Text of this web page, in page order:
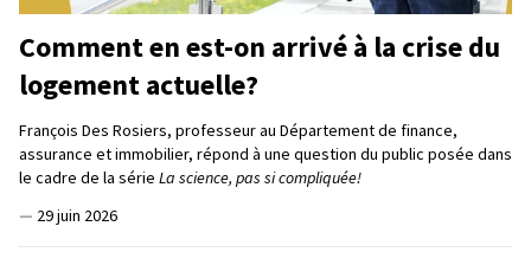
Comment en est-on arrivé à la crise du
logement actuelle?
François Des Rosiers, professeur au Département de finance,
assurance et immobilier, répond à une question du public posée dans
le cadre de la série La science, pas si compliquée!
— 29 juin 2026